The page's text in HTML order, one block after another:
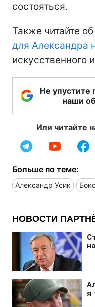
состояться.
Также читайте об
для Александра
искусственного
Не упустите
наши
Или читайте
Больше по теме:
Александр Усик Бокс